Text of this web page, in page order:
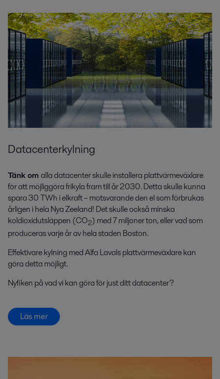
Datacenterkylning
Tänk om alla datacenter skulle installera plattvärmeväxlare
för att möjliggöra frikyla fram till år 2030. Detta skulle kunna
spara 30 TWh i elkraft – motsvarande den el som förbrukas
årligen i hela Nya Zeeland! Det skulle också minska
koldioxidutsläppen (CO2) med 7 miljoner ton, eller vad som
produceras varje år av hela staden Boston.
Effektivare kylning med Alfa Lavals plattvärmeväxlare kan
göra detta möjligt.
Nyfiken på vad vi kan göra för just ditt datacenter?
Läs mer